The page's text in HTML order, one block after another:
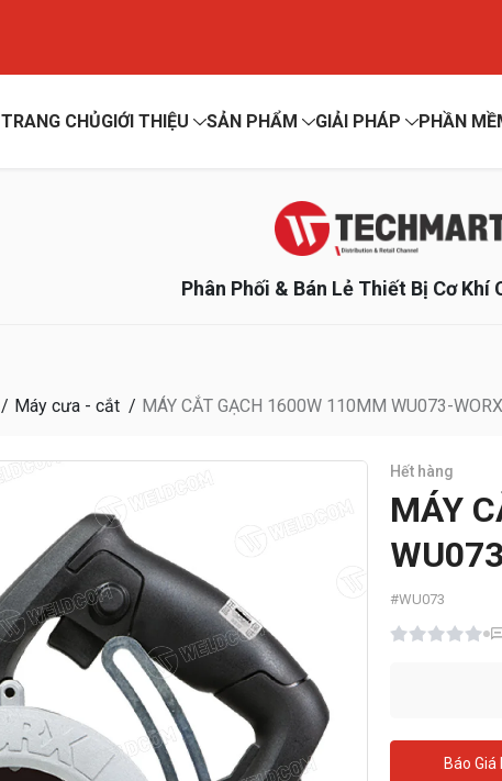
TRANG CHỦGIỚI THIỆU SẢN PHẨM GIẢI PHÁP PHẦN
Phân Phối & Bán Lẻ Thiết Bị Cơ Khí
Máy cưa - cắt MÁY CẮT GẠCH 1600W 110MM WU073-
Hết hàng
MÁY
#WU073
Báo Giá